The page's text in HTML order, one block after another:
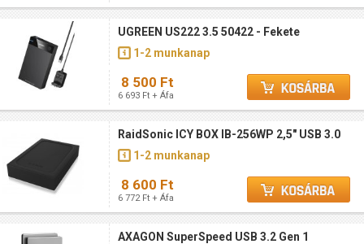
UGREEN US222 3.5 50422 - Fekete
1-2 munkanap
8 500 Ft
6 693 Ft + Áfa
RaidSonic ICY BOX IB-256WP 2,5" USB 3.0
1-2 munkanap
8 600 Ft
6 772 Ft + Áfa
AXAGON SuperSpeed USB 3.2 Gen 1